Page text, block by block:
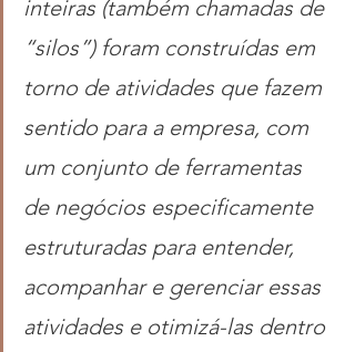
inteiras (também chamadas de
“silos”) foram construídas em
torno de atividades que fazem
sentido para a empresa, com
um conjunto de ferramentas
de negócios especificamente
estruturadas para entender,
acompanhar e gerenciar essas
atividades e otimizá-las dentro